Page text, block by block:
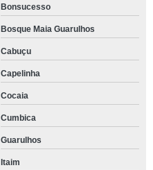
Bonsucesso
Bosque Maia Guarulhos
Cabuçu
Capelinha
Cocaia
Cumbica
Guarulhos
Itaim